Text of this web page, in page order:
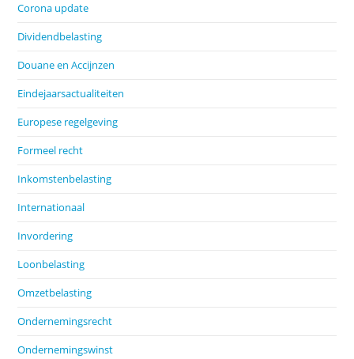
Corona update
Dividendbelasting
Douane en Accijnzen
Eindejaarsactualiteiten
Europese regelgeving
Formeel recht
Inkomstenbelasting
Internationaal
Invordering
Loonbelasting
Omzetbelasting
Ondernemingsrecht
Ondernemingswinst